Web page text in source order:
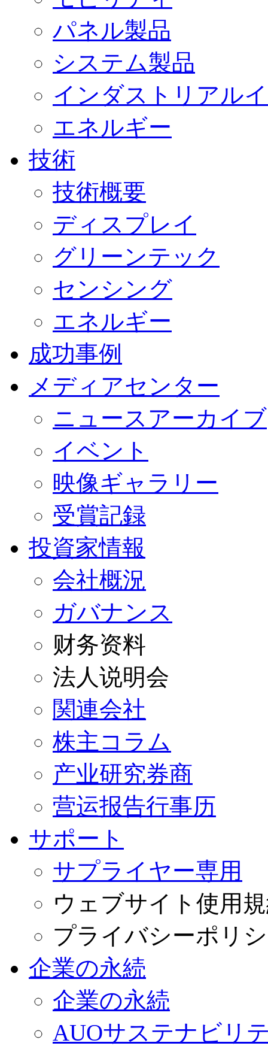
パネル製品
システム製品
インダストリアル
エネルギー
技術
技術概要
ディスプレイ
グリーンテック
センシング
エネルギー
成功事例
メディアセンター
ニュースアーカイブ
イベント
映像ギャラリー
受賞記録
投資家情報
会社概況
ガバナンス
财务资料
法人说明会
関連会社
株主コラム
产业研究券商
营运报告行事历
サポート
サプライヤー専用
ウェブサイト使用
プライバシーポリ
企業の永続
企業の永続
AUOサステナビリ